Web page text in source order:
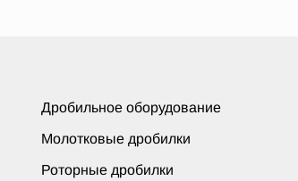
Дробильное оборудование
Молотковые дробилки
Роторные дробилки